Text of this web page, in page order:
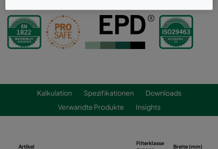
Kalkulation Spezifikationen
Downloads
Verwandte Produkte
Insights
Artikel
Filterklasse
Breite (mm)